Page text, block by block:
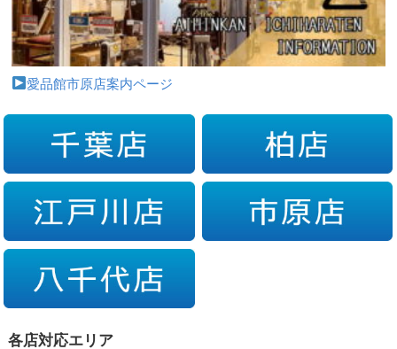
愛品館市原店案内ページ
各店対応エリア